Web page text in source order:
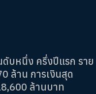
บหนึ่ง ครึ่งปีแรก ราย
ล้าน การเงินสุด
ล้านบาท